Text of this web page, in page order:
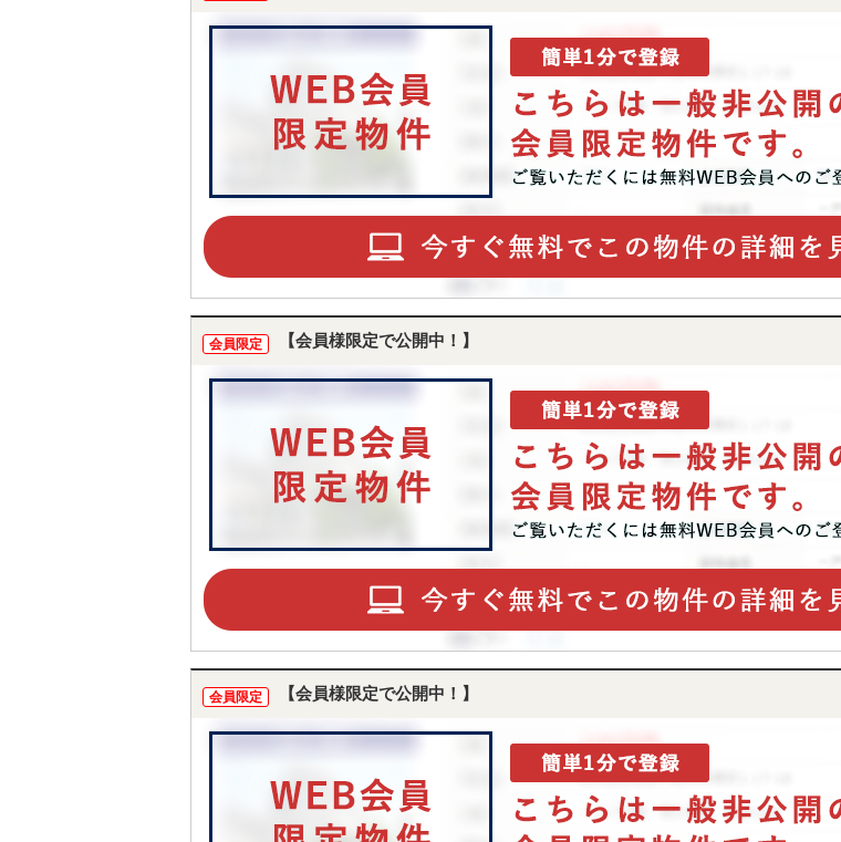
会員限定 【会員様限定で公開中！】
会員限定 【会員様限定で公開中！】